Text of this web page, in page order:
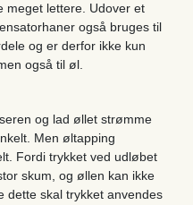
lettere. Udover et
også bruges til
og er derfor ikke kun
også til øl.
og lad øllet strømme
Men øltapping
Fordi trykket ved udløbet
skum, og øllen kan ikke
dette skal trykket anvendes